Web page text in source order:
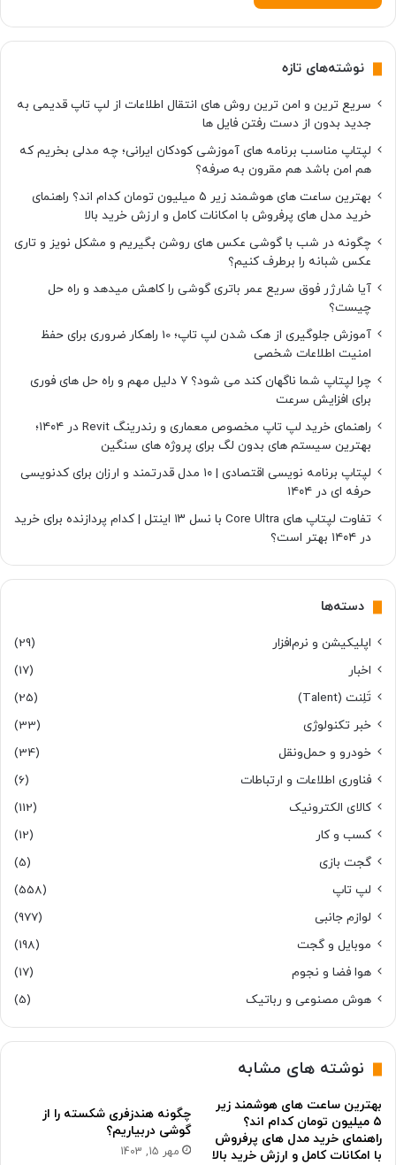
نوشته‌های تازه
سریع ترین و امن ترین روش های انتقال اطلاعات از لپ تاپ قدیمی به
جدید بدون از دست رفتن فایل ها
لپتاپ مناسب برنامه های آموزشی کودکان ایرانی؛ چه مدلی بخریم که
هم امن باشد هم مقرون به صرفه؟
بهترین ساعت های هوشمند زیر ۵ میلیون تومان کدام اند؟ راهنمای
خرید مدل های پرفروش با امکانات کامل و ارزش خرید بالا
چگونه در شب با گوشی عکس های روشن بگیریم و مشکل نویز و تاری
عکس شبانه را برطرف کنیم؟
آیا شارژر فوق سریع عمر باتری گوشی را کاهش میدهد و راه حل
چیست؟
آموزش جلوگیری از هک شدن لپ تاپ؛ 10 راهکار ضروری برای حفظ
امنیت اطلاعات شخصی
چرا لپتاپ شما ناگهان کند می شود؟ ۷ دلیل مهم و راه حل های فوری
برای افزایش سرعت
راهنمای خرید لپ تاپ مخصوص معماری و رندرینگ Revit در ۱۴۰۴؛
بهترین سیستم های بدون لگ برای پروژه های سنگین
لپتاپ برنامه نویسی اقتصادی | ۱۰ مدل قدرتمند و ارزان برای کدنویسی
حرفه ای در ۱۴۰۴
تفاوت لپتاپ های Core Ultra با نسل ۱۳ اینتل | کدام پردازنده برای خرید
در ۱۴۰۴ بهتر است؟
دسته‌ها
اپلیکیشن و نرم‌افزار
(29)
اخبار
(17)
تَلِنت (Talent)
(25)
خبر تکنولوژی
(33)
خودرو و حمل‌و‌نقل
(34)
فناوری اطلاعات و ارتباطات
(6)
کالای الکترونیک
(112)
کسب و کار
(12)
گجت بازی
(5)
لپ تاپ
(558)
لوازم جانبی
(977)
موبایل و گجت
(198)
هوا فضا و نجوم
(17)
هوش مصنوعی و رباتیک
(5)
نوشته های مشابه
بهترین ساعت های هوشمند زیر
۵ میلیون تومان کدام اند؟
راهنمای خرید مدل های پرفروش
با امکانات کامل و ارزش خرید بالا
چگونه هندزفری شکسته را از
گوشی دربیاریم؟
مهر 15, 1403